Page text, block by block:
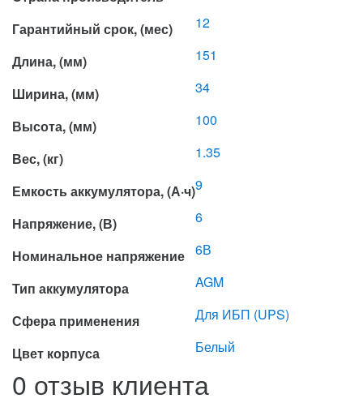
Гарантийный срок, (мес)
12
Длина, (мм) 151
Ширина, (мм) 34
Высота, (мм) 100
Вес, (кг) 1.35
Емкость аккумулятора, (А·ч)9
Напряжение, (В) 6
Номинальное напряжение 6В
Тип аккумулятора AGM
Сфера применения Для ИБП (UPS)
Цвет корпуса Белый
0 отзыв клиента